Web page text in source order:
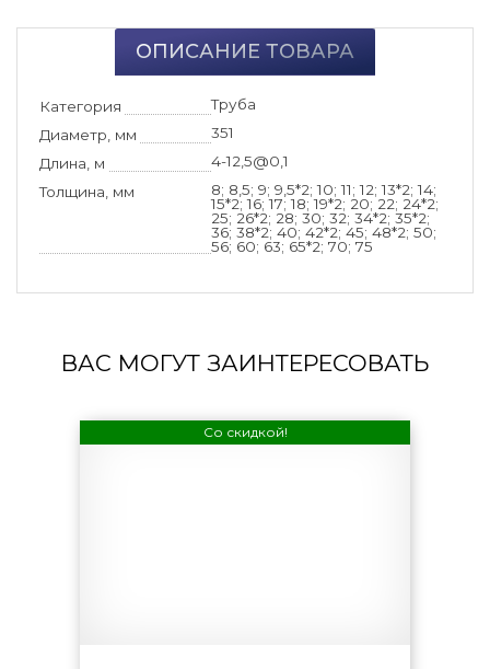
ОПИСАНИЕ ТОВАРА
Категория
Труба
Диаметр, мм
351
Длина, м
4-12,5@0,1
Толщина, мм
8; 8,5; 9; 9,5*2; 10; 11; 12; 13*2; 14;
15*2; 16; 17; 18; 19*2; 20; 22; 24*2;
25; 26*2; 28; 30; 32; 34*2; 35*2;
36; 38*2; 40; 42*2; 45; 48*2; 50;
56; 60; 63; 65*2; 70; 75
ВАС МОГУТ ЗАИНТЕРЕСОВАТЬ
Со скидкой!